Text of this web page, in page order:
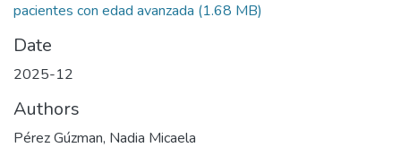
pacientes con edad avanzada (1.68 MB)
Date
2025-12
Authors
Pérez Gúzman, Nadia Micaela